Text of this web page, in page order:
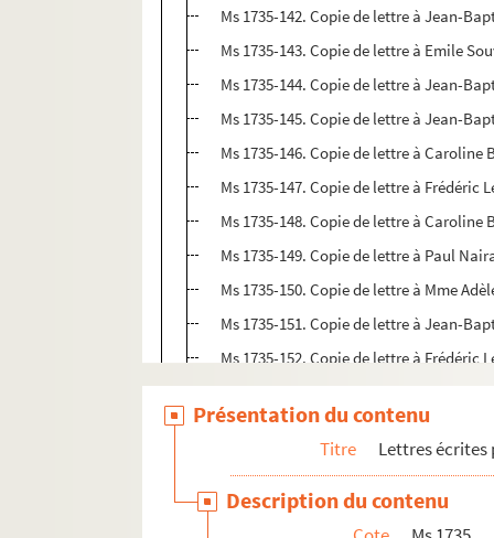
Ms 1735-142. Copie de lettre à Jean-
Ms 1735-143. Copie de lettre à Emile
Ms 1735-144. Copie de lettre à Jean-
Ms 1735-145. Copie de lettre à Jean-
Ms 1735-146. Copie de lettre à
Ms 1735-147. Copie de lettre à Frédéric
Ms 1735-148. Copie de lettre à
Ms 1735-149. Copie de lettre à Paul
Ms 1735-150. Copie de lettre à Mme
Ms 1735-151. Copie de lettre à Jean-
Ms 1735-152. Copie de lettre à Frédéric
Ms 1735-153. Copie de lettre à
Ms 1735-154. Copie de lettre à
Ms 1735-155. Copie de lettre à
Ms 1735-156. Copie de lettre à Jean-
Ms 1735-157. Copie de lettre à Jean-
Présentation du contenu
Titre Lettres écrites
Description du contenu